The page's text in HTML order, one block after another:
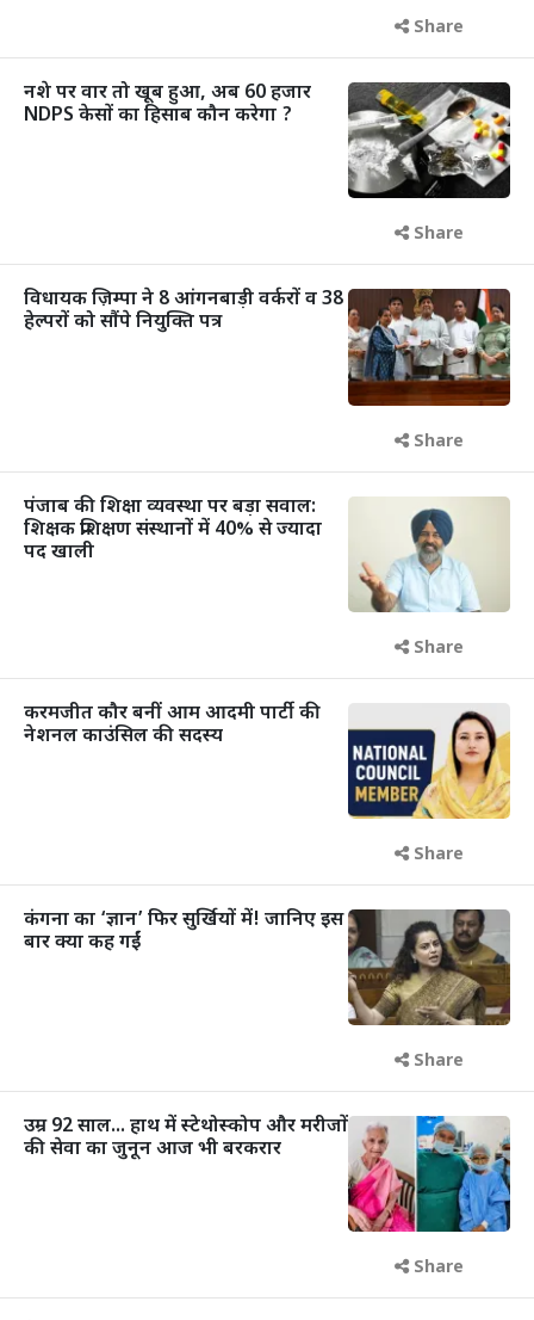
Share
नशे पर वार तो खूब हुआ, अब 60 हजार
NDPS केसों का हिसाब कौन करेगा ?
Share
विधायक ज़िम्पा ने 8 आंगनबाड़ी वर्करों व 38
हेल्परों को सौंपे नियुक्ति पत्र
Share
पंजाब की शिक्षा व्यवस्था पर बड़ा सवाल:
शिक्षक प्रशिक्षण संस्थानों में 40% से ज्यादा
पद खाली
Share
करमजीत कौर बनीं आम आदमी पार्टी की
नेशनल काउंसिल की सदस्य
Share
कंगना का ‘ज्ञान’ फिर सुर्खियों में! जानिए इस
बार क्या कह गईं
Share
उम्र 92 साल... हाथ में स्टेथोस्कोप और मरीजों
की सेवा का जुनून आज भी बरकरार
Share